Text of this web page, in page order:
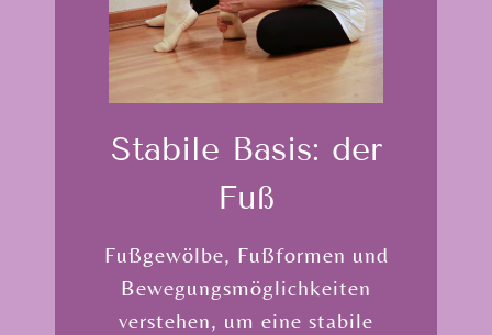
Stabile Basis: der
Fuß
Fußgewölbe, Fußformen und
Bewegungs­möglichkeiten
verstehen, um eine stabile